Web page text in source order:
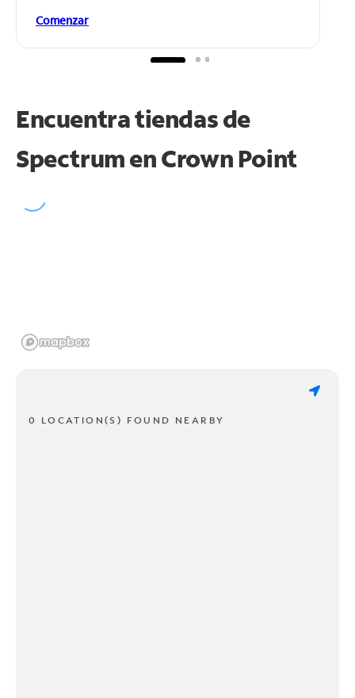
Comenzar
Encuentra tiendas de
Spectrum enCrown Point
0 LOCATION(S) FOUND NEARBY